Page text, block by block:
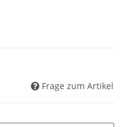
Frage zum Artikel